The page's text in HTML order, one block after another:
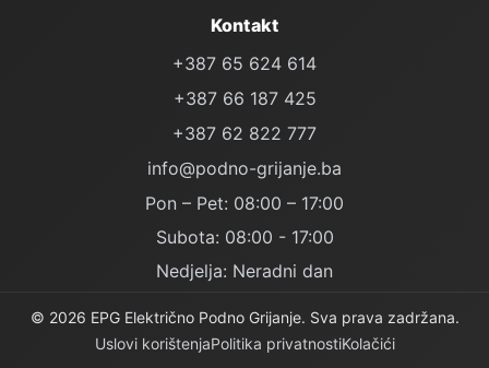
Kontakt
+387 65 624 614
+387 66 187 425
+387 62 822 777
info@podno-grijanje.ba
Pon – Pet: 08:00 – 17:00
Subota: 08:00 - 17:00
Nedjelja: Neradni dan
© 2026 EPG Električno Podno Grijanje. Sva prava zadržana.
Uslovi korištenjaPolitika privatnostiKolačići